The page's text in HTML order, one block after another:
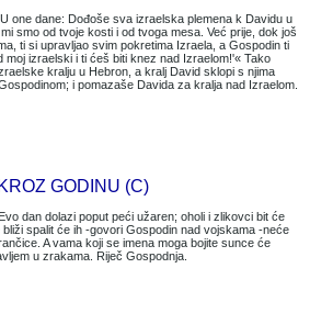
one dane: Dođoše sva izraelska plemena k Davidu u
smo od tvoje kosti i od tvoga mesa. Već prije, dok još
ti si upravljao svim pokretima Izraela, a Gospodin ti
moj izraelski i ti ćeš biti knez nad Izraelom!'« Tako
kralju u Hebron, a kralj David sklopi s njima
i pomazaše Davida za kralja nad Izraelom.
GODINU (C)
dan dolazi poput peći užaren; oholi i zlikovci bit će
spalit će ih -govori Gospodin nad vojskama -neće
A vama koji se imena moga bojite sunce će
u zrakama. Riječ Gospodnja.